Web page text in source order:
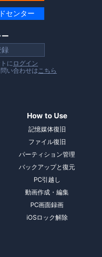
センター
ー
にログイン
い合わせはこちら
How to Use
記憶媒体復旧
ファイル復旧
パーティション管理
バックアップと復元
PC引越し
動画作成・編集
PC画面録画
iOSロック解除